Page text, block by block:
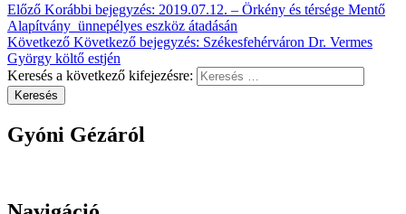
Előző Korábbi bejegyzés: 2019.07.12. – Örkény és térsége Mentő
Alapítvány ünnepélyes eszköz átadásán
Következő Következő bejegyzés: Székesfehérváron Dr. Vermes
György költő estjén
Keresés a következő kifejezésre:
Keresés
Gyóni Gézáról